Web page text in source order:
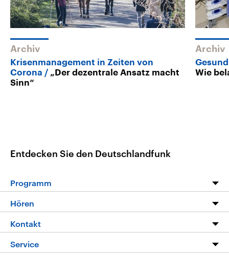
Archiv
Krisenmanagement in Zeiten von
Corona
„Der dezentrale Ansatz macht
Sinn“
Archiv
Wie
Entdecken Sie den Deutschlandfunk
Programm
Programm
Die Nachrichten
Nachrichtenleicht
Hören
Livestream
Podcasts
Kontakt
Hörerservice
Service